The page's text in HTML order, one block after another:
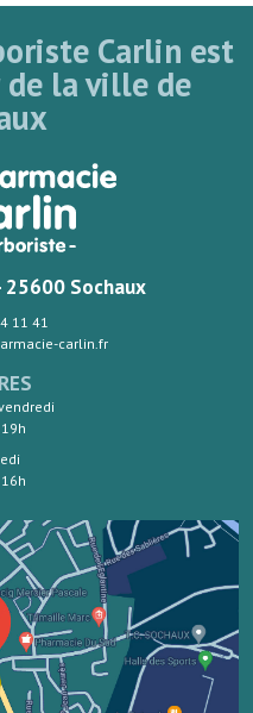
Carlin est
de la ville de
25600 Sochaux
11 41
carlin.fr